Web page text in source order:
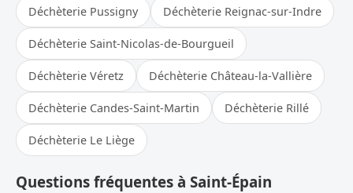
Déchèterie Pussigny Déchèterie Reignac-sur-Indre
Déchèterie Saint-Nicolas-de-Bourgueil
Déchèterie Véretz Déchèterie Château-la-Vallière
Déchèterie Candes-Saint-Martin Déchèterie Rillé
Déchèterie Le Liège
Questions fréquentes à Saint-Épain